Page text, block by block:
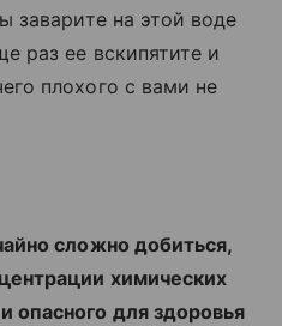
заварите на этой воде
раз ее вскипятите и
плохого с вами не
сложно добиться,
химических
опасного для здоровья